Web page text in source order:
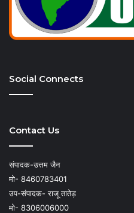
Social Connects
Contact Us
संपादक-उत्तम जैन
मो- 8460783401
उप-संपादक- राजू तातेड़
मो- 8306006000